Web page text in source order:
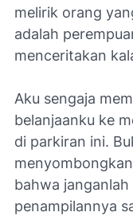
melirik orang
adalah
menceritakan
Aku sengaja
belanjaanku ke
di parkiran ini.
bahwa
penampilannya